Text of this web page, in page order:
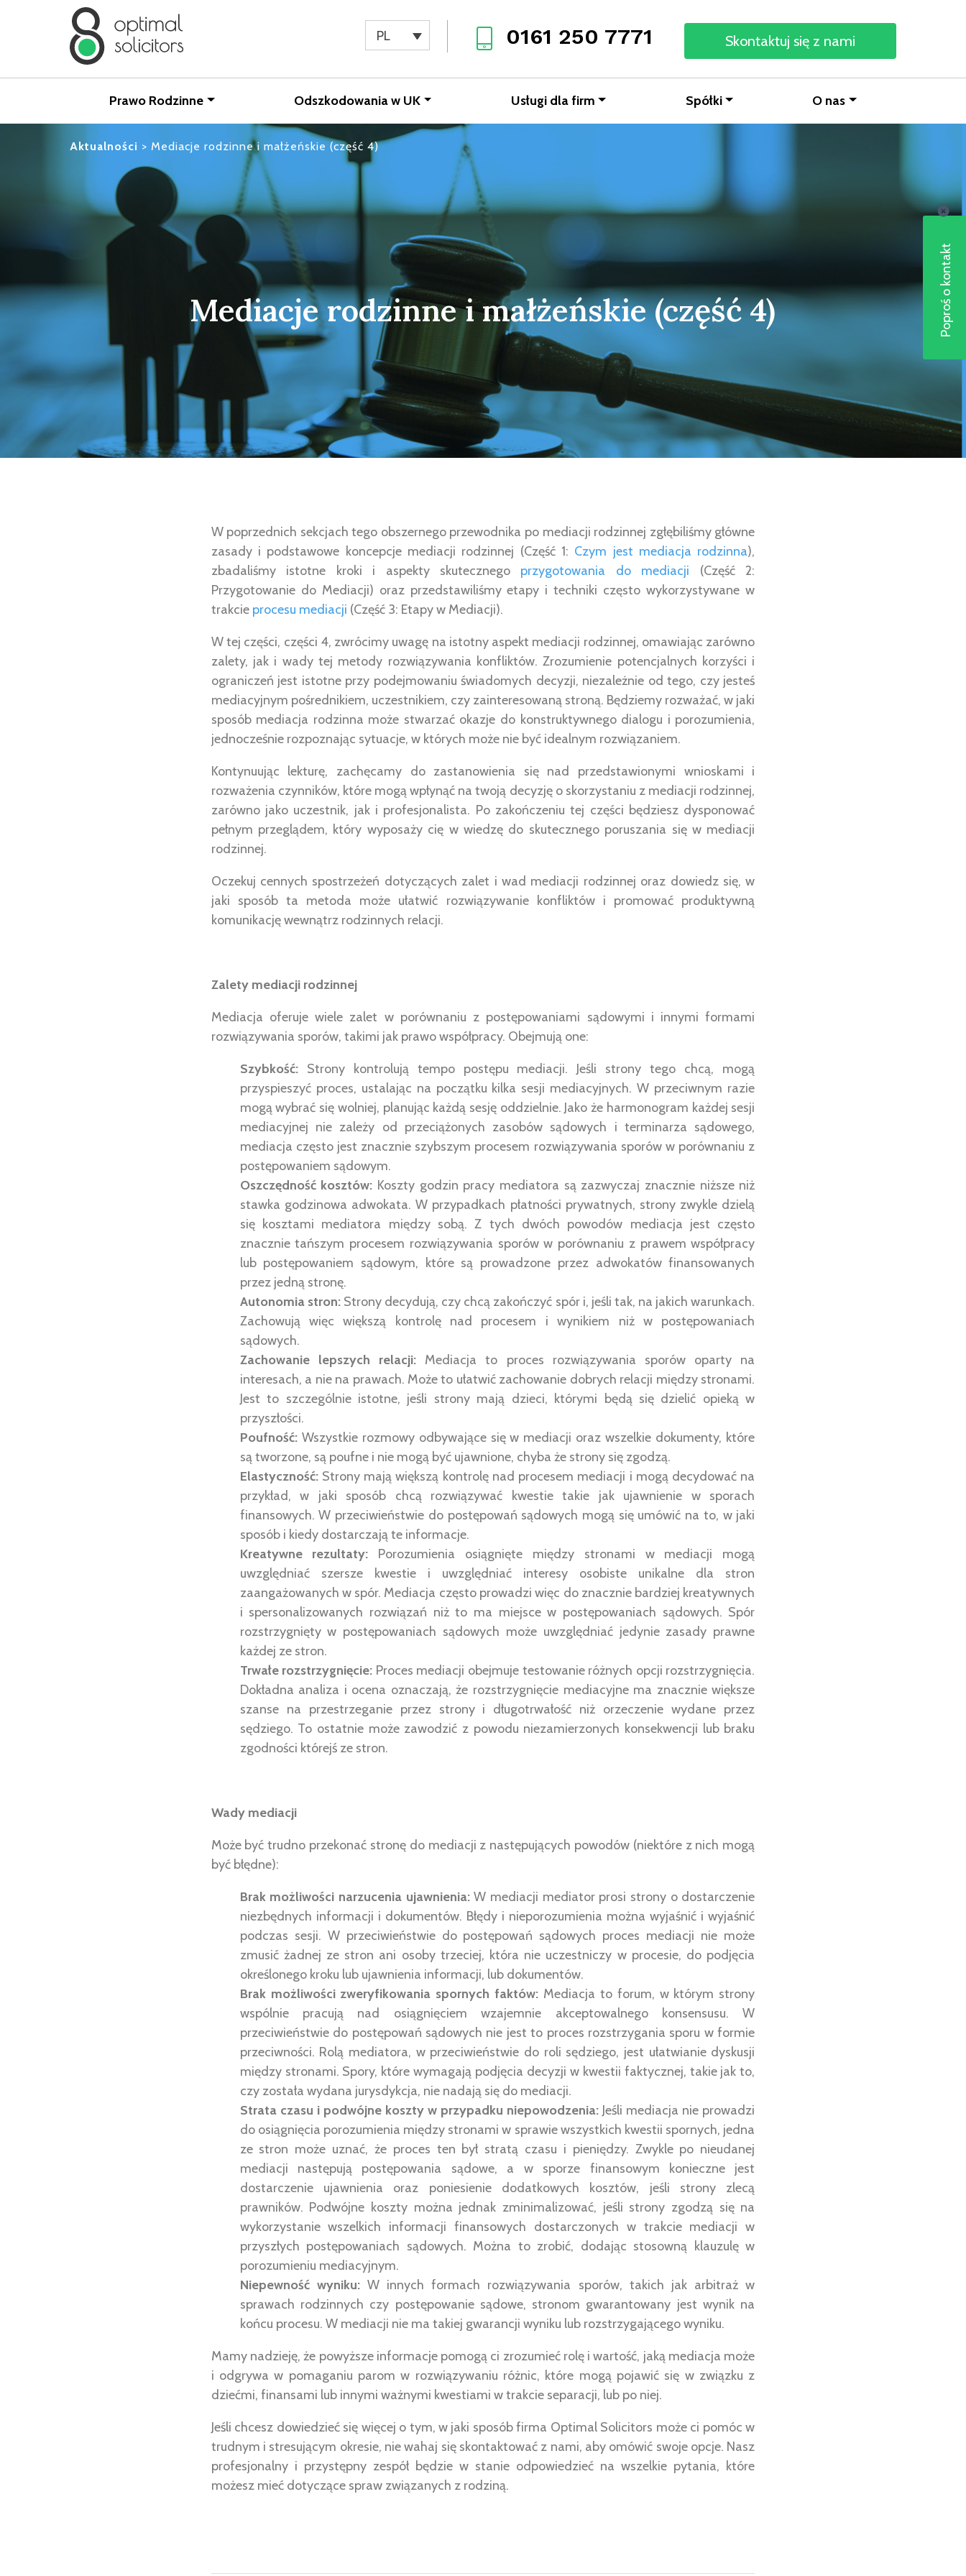
0161 250 7771 Skontaktuj się z nami
PL
Prawo Rodzinne Odszkodowania w UK Usługi dla firm Spółki O nas
Aktualności > Mediacje rodzinne i małżeńskie (część 4)
Mediacje rodzinne i małżeńskie (część 4)
W poprzednich sekcjach tego obszernego przewodnika po mediacji rodzinnej zgłębiliśmy główne
zasady i podstawowe koncepcje mediacji rodzinnej (Część 1: Czym jest mediacja rodzinna),
zbadaliśmy istotne kroki i aspekty skutecznego przygotowania do mediacji (Część 2:
Przygotowanie do Mediacji) oraz przedstawiliśmy etapy i techniki często wykorzystywane w
trakcie procesu mediacji (Część 3: Etapy w Mediacji).
W tej części, części 4, zwrócimy uwagę na istotny aspekt mediacji rodzinnej, omawiając zarówno
zalety, jak i wady tej metody rozwiązywania konfliktów. Zrozumienie potencjalnych korzyści i
ograniczeń jest istotne przy podejmowaniu świadomych decyzji, niezależnie od tego, czy jesteś
mediacyjnym pośrednikiem, uczestnikiem, czy zainteresowaną stroną. Będziemy rozważać, w jaki
sposób mediacja rodzinna może stwarzać okazje do konstruktywnego dialogu i porozumienia,
jednocześnie rozpoznając sytuacje, w których może nie być idealnym rozwiązaniem.
Kontynuując lekturę, zachęcamy do zastanowienia się nad przedstawionymi wnioskami i
rozważenia czynników, które mogą wpłynąć na twoją decyzję o skorzystaniu z mediacji rodzinnej,
zarówno jako uczestnik, jak i profesjonalista. Po zakończeniu tej części będziesz dysponować
pełnym przeglądem, który wyposaży cię w wiedzę do skutecznego poruszania się w mediacji
rodzinnej.
Oczekuj cennych spostrzeżeń dotyczących zalet i wad mediacji rodzinnej oraz dowiedz się, w
jaki sposób ta metoda może ułatwić rozwiązywanie konfliktów i promować produktywną
komunikację wewnątrz rodzinnych relacji.
Zalety mediacji rodzinnej
Mediacja oferuje wiele zalet w porównaniu z postępowaniami sądowymi i innymi formami
rozwiązywania sporów, takimi jak prawo współpracy. Obejmują one:
Szybkość:Strony kontrolują tempo postępu mediacji. Jeśli strony tego chcą, mogą
przyspieszyć proces, ustalając na początku kilka sesji mediacyjnych. W przeciwnym razie
mogą wybrać się wolniej, planując każdą sesję oddzielnie. Jako że harmonogram każdej sesji
mediacyjnej nie zależy od przeciążonych zasobów sądowych i terminarza sądowego,
mediacja często jest znacznie szybszym procesem rozwiązywania sporów w porównaniu z
postępowaniem sądowym.
Oszczędność kosztów: Koszty godzin pracy mediatora są zazwyczaj znacznie niższe niż
stawka godzinowa adwokata. W przypadkach płatności prywatnych, strony zwykle dzielą
się kosztami mediatora między sobą. Z tych dwóch powodów mediacja jest często
znacznie tańszym procesem rozwiązywania sporów w porównaniu z prawem współpracy
lub postępowaniem sądowym, które są prowadzone przez adwokatów finansowanych
przez jedną stronę.
Autonomia stron:Strony decydują, czy chcą zakończyć spór i, jeśli tak, na jakich warunkach.
Zachowują więc większą kontrolę nad procesem i wynikiem niż w postępowaniach
sądowych.
Zachowanie lepszych relacji: Mediacja to proces rozwiązywania sporów oparty na
interesach, a nie na prawach. Może to ułatwić zachowanie dobrych relacji między stronami.
Jest to szczególnie istotne, jeśli strony mają dzieci, którymi będą się dzielić opieką w
przyszłości.
Poufność:Wszystkie rozmowy odbywające się w mediacji oraz wszelkie dokumenty, które
są tworzone, są poufne i nie mogą być ujawnione, chyba że strony się zgodzą.
Elastyczność:Strony mają większą kontrolę nad procesem mediacji i mogą decydować na
przykład, w jaki sposób chcą rozwiązywać kwestie takie jak ujawnienie w sporach
finansowych. W przeciwieństwie do postępowań sądowych mogą się umówić na to, w jaki
sposób i kiedy dostarczają te informacje.
Kreatywne rezultaty: Porozumienia osiągnięte między stronami w mediacji mogą
uwzględniać szersze kwestie i uwzględniać interesy osobiste unikalne dla stron
zaangażowanych w spór. Mediacja często prowadzi więc do znacznie bardziej kreatywnych
i spersonalizowanych rozwiązań niż to ma miejsce w postępowaniach sądowych. Spór
rozstrzygnięty w postępowaniach sądowych może uwzględniać jedynie zasady prawne
każdej ze stron.
Trwałe rozstrzygnięcie: Proces mediacji obejmuje testowanie różnych opcji rozstrzygnięcia.
Dokładna analiza i ocena oznaczają, że rozstrzygnięcie mediacyjne ma znacznie większe
szanse na przestrzeganie przez strony i długotrwałość niż orzeczenie wydane przez
sędziego. To ostatnie może zawodzić z powodu niezamierzonych konsekwencji lub braku
zgodności którejś ze stron.
Wady mediacji
Może być trudno przekonać stronę do mediacji z następujących powodów (niektóre z nich mogą
być błędne):
Brak możliwości narzucenia ujawnienia:W mediacji mediator prosi strony o dostarczenie
niezbędnych informacji i dokumentów. Błędy i nieporozumienia można wyjaśnić i wyjaśnić
podczas sesji. W przeciwieństwie do postępowań sądowych proces mediacji nie może
zmusić żadnej ze stron ani osoby trzeciej, która nie uczestniczy w procesie, do podjęcia
określonego kroku lub ujawnienia informacji, lub dokumentów.
Brak możliwości zweryfikowania spornych faktów: Mediacja to forum, w którym strony
wspólnie pracują nad osiągnięciem wzajemnie akceptowalnego konsensusu. W
przeciwieństwie do postępowań sądowych nie jest to proces rozstrzygania sporu w formie
przeciwności. Rolą mediatora, w przeciwieństwie do roli sędziego, jest ułatwianie dyskusji
między stronami. Spory, które wymagają podjęcia decyzji w kwestii faktycznej, takie jak to,
czy została wydana jurysdykcja, nie nadają się do mediacji.
Strata czasu i podwójne koszty w przypadku niepowodzenia: Jeśli mediacja nie prowadzi
do osiągnięcia porozumienia między stronami w sprawie wszystkich kwestii spornych, jedna
ze stron może uznać, że proces ten był stratą czasu i pieniędzy. Zwykle po nieudanej
mediacji następują postępowania sądowe, a w sporze finansowym konieczne jest
dostarczenie ujawnienia oraz poniesienie dodatkowych kosztów, jeśli strony zlecą
prawników. Podwójne koszty można jednak zminimalizować, jeśli strony zgodzą się na
wykorzystanie wszelkich informacji finansowych dostarczonych w trakcie mediacji w
przyszłych postępowaniach sądowych. Można to zrobić, dodając stosowną klauzulę w
porozumieniu mediacyjnym.
Niepewność wyniku:W innych formach rozwiązywania sporów, takich jak arbitraż w
sprawach rodzinnych czy postępowanie sądowe, stronom gwarantowany jest wynik na
końcu procesu. W mediacji nie ma takiej gwarancji wyniku lub rozstrzygającego wyniku.
Mamy nadzieję, że powyższe informacje pomogą ci zrozumieć rolę i wartość, jaką mediacja może
i odgrywa w pomaganiu parom w rozwiązywaniu różnic, które mogą pojawić się w związku z
dziećmi, finansami lub innymi ważnymi kwestiami w trakcie separacji, lub po niej.
Jeśli chcesz dowiedzieć się więcej o tym, w jaki sposób firma Optimal Solicitors może ci pomóc w
trudnym i stresującym okresie, nie wahaj się skontaktować z nami, aby omówić swoje opcje. Nasz
profesjonalny i przystępny zespół będzie w stanie odpowiedzieć na wszelkie pytania, które
możesz mieć dotyczące spraw związanych z rodziną.
Poproś o kontakt